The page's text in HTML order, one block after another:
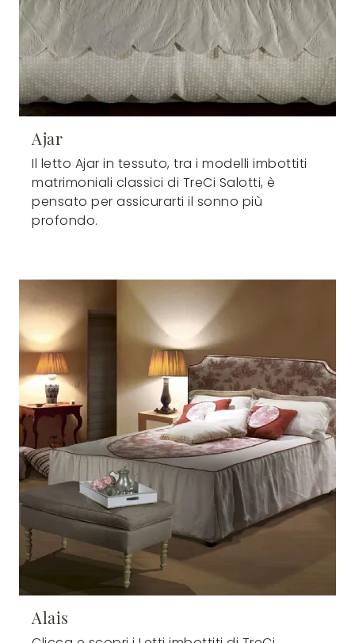
Ajar
Il letto Ajar in tessuto, tra i modelli imbottiti
matrimoniali classici di TreCi Salotti, è
pensato per assicurarti il sonno più
profondo.
Alais